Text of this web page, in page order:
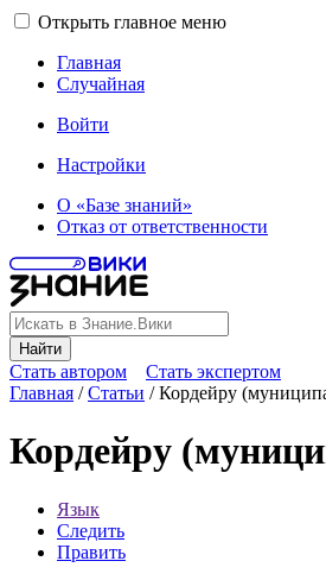
Открыть главное меню
Главная
Случайная
Войти
Настройки
О «Базе знаний»
Отказ от ответственности
Найти
Стать автором
Стать экспертом
Главная /Статьи /Кордейру
Кордейру
Язык
Следить
Править